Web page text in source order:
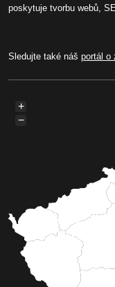
poskytuje tvorbu webů,
Sledujte také náš portál o
+
−